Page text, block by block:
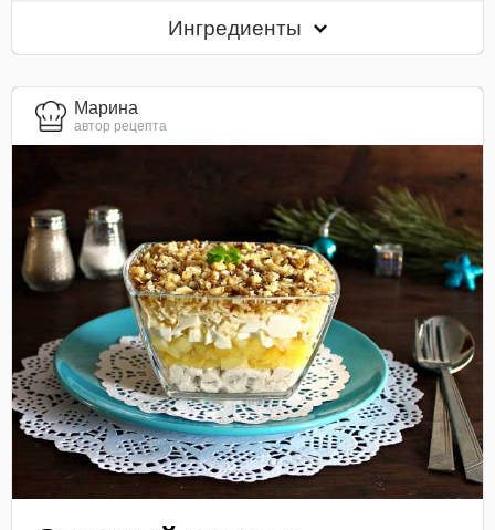
Ингредиенты
Марина
автор рецепта